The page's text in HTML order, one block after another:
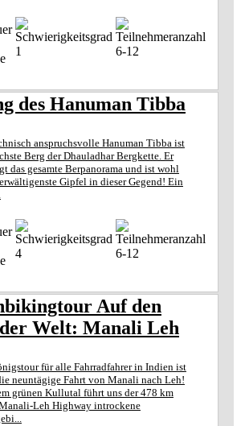
1 6-12
des Hanuman Tibba
anspruchsvolle Hanuman Tibba ist
Berg der Dhauladhar Bergkette. Er
das gesamte Berpanorama und ist wohl
Gipfel in dieser Gegend! Ein
4 6-12
Auf den
Welt: Manali Leh
für alle Fahrradfahrer in Indien ist
neuntägige Fahrt von Manali nach Leh!
grünen Kullutal führt uns der 478 km
Leh Highway introckene